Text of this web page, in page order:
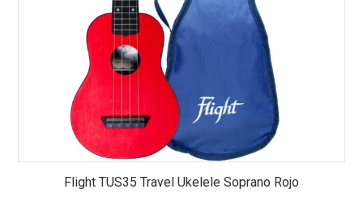
Flight TUS35 Travel Ukelele Soprano Rojo